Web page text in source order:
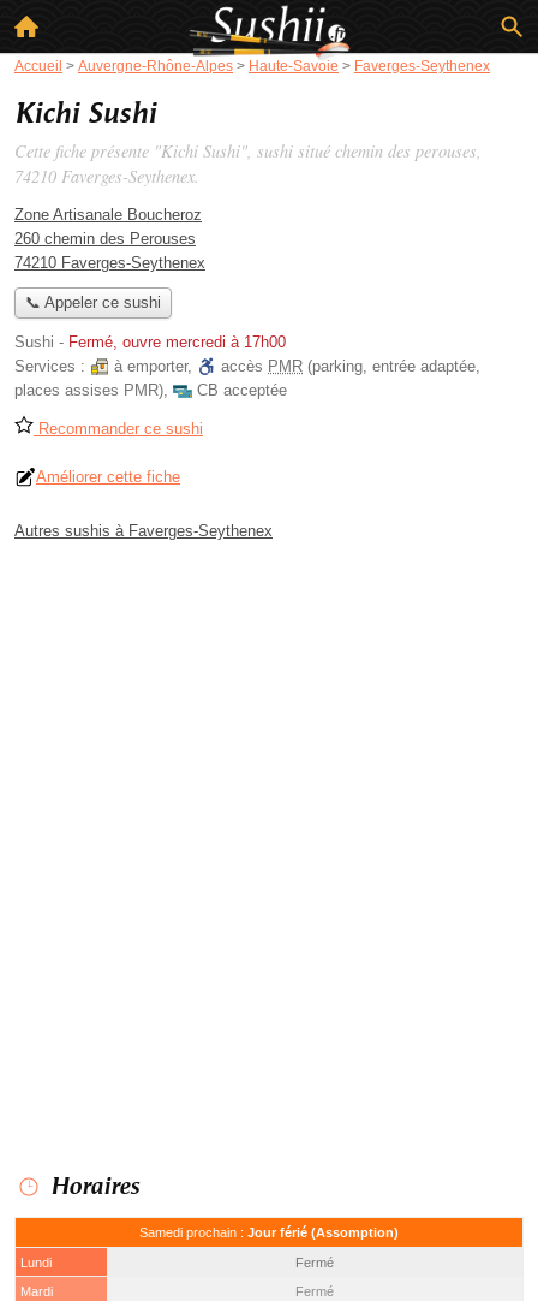
Accueil > Auvergne-Rhône-Alpes > Haute-Savoie > Faverges-Seythenex
Kichi Sushi
Cette fiche présente "Kichi Sushi", sushi situé chemin des perouses,
74210 Faverges-Seythenex.
Zone Artisanale Boucheroz
260 chemin des Perouses
74210 Faverges-Seythenex
📞 Appeler ce sushi
Sushi - Fermé, ouvre mercredi à 17h00
Services :
à emporter, accès PMR (parking, entrée adaptée,
places assises PMR), CB acceptée
Recommander ce sushi
Améliorer cette fiche
Autres sushis à Faverges-Seythenex
Horaires
Samedi prochain : Jour férié (Assomption)
Lundi
Fermé
Mardi
Fermé